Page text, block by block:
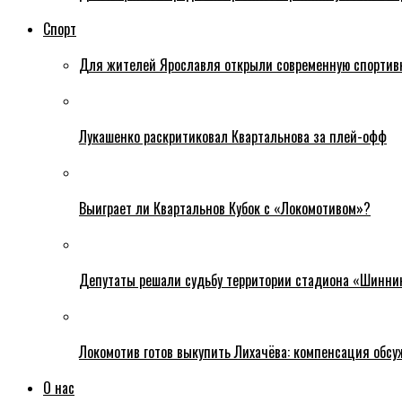
Спорт
Для жителей Ярославля открыли современную
Лукашенко раскритиковал Квартальнова за плей-офф
Выиграет ли Квартальнов Кубок с «Локомотивом»?
Депутаты решали судьбу территории стадиона
Локомотив готов выкупить Лихачёва: компенсация
О нас